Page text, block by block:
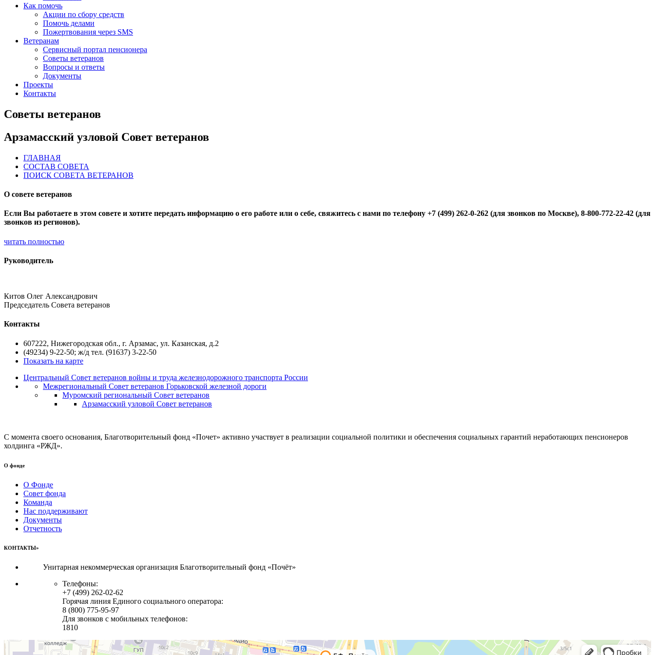
Как помочь
Акции по сбору средств
Помочь делами
Пожертвования через SMS
Ветеранам
Сервисный портал пенсионера
Советы ветеранов
Вопросы и ответы
Документы
Проекты
Контакты
Советы ветеранов
Арзамасский узловой Совет ветеранов
ГЛАВНАЯ
СОСТАВ СОВЕТА
ПОИСК СОВЕТА ВЕТЕРАНОВ
О совете ветеранов
Если Вы работаете в этом совете и хотите передать информацию о его работе или о себе, свяжитесь с нами по телефону +7 (499) 262-0-262 (для звонков по Москве), 8-800-772-22-42 (для
звонков из регионов).
читать полностью
Руководитель
Китов Олег Александрович
Председатель Совета ветеранов
Контакты
607222, Нижегородская обл., г. Арзамас, ул. Казанская, д.2
(49234) 9-22-50; ж/д тел. (91637) 3-22-50
Показать на карте
Центральный Совет ветеранов войны и труда железнодорожного транспорта России
Межрегиональный Совет ветеранов Горьковской железной дороги
Муромский региональный Совет ветеранов
Арзамасский узловой Совет ветеранов
С момента своего основания, Благотворительный фонд «Почет» активно участвует в реализации социальной политики и обеспечения социальных гарантий неработающих пенсионеров
холдинга «РЖД».
О фонде
О Фонде
Совет фонда
Команда
Нас поддерживают
Документы
Отчетность
КОНТАКТЫ»
Унитарная некоммерческая организация Благотворительный фонд «Почёт»
Телефоны:
+7 (499) 262-02-62
Горячая линия Единого социального оператора:
8 (800) 775-95-97
Для звонков с мобильных телефонов:
1810